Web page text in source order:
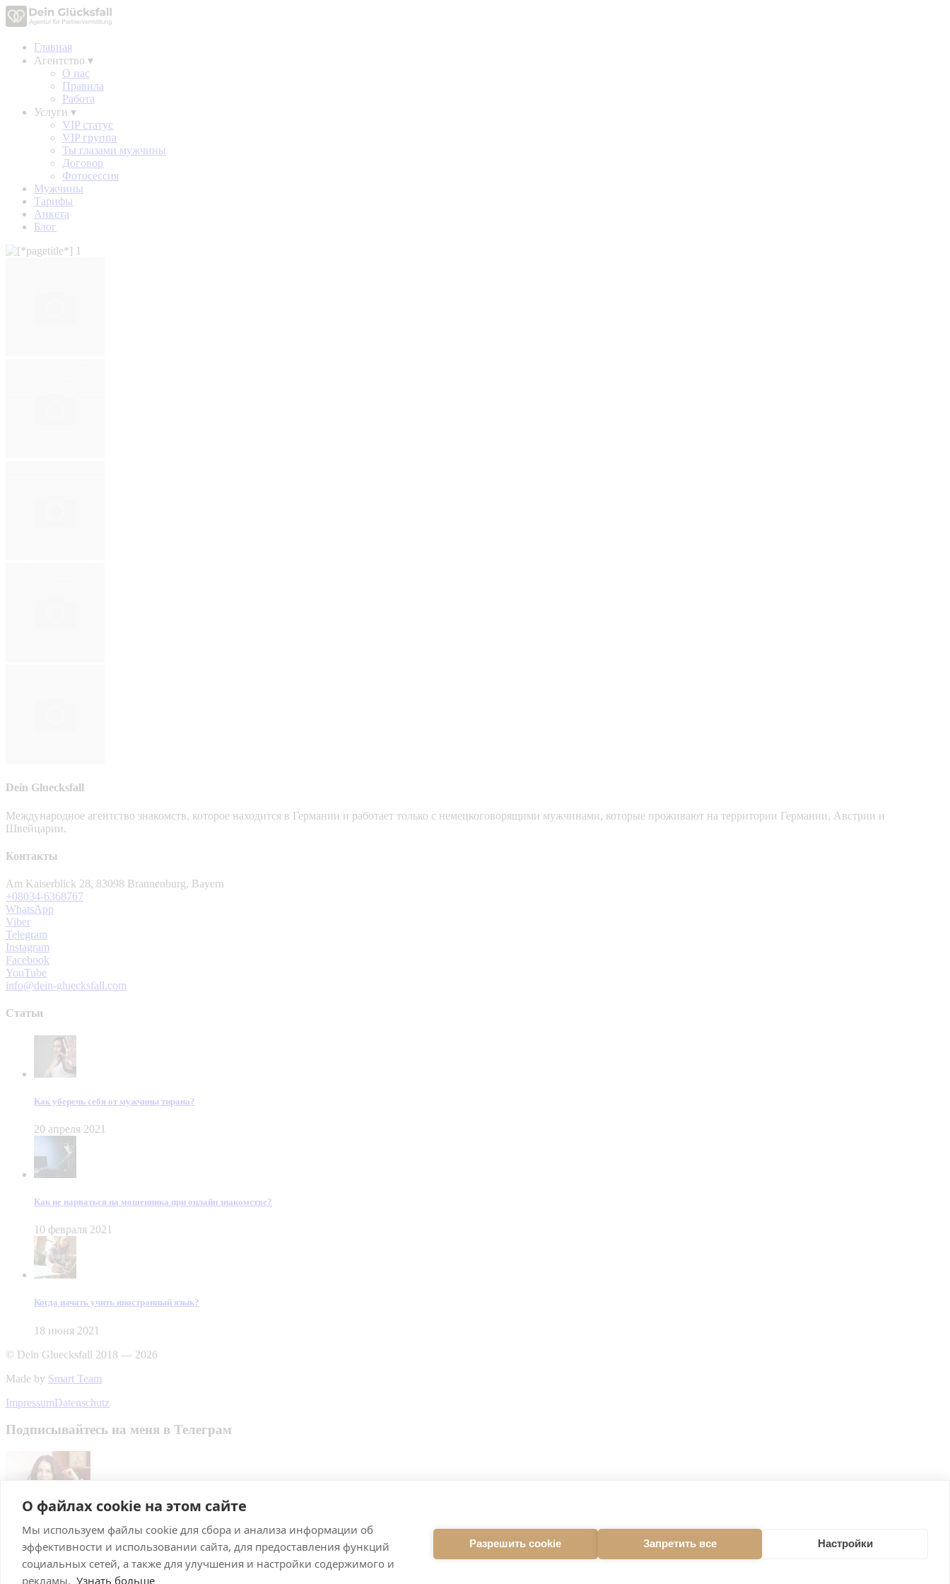
О файлах cookie на этом сайте
Мы используем файлы cookie для сбора и анализа информации об
эффективности и использовании сайта, для предоставления функций
социальных сетей, а также для улучшения и настройки содержимого и
рекламы. Узнать больше
Разрешить cookie Запретить все Настройки
Главная
Агентство ▾
О нас
Правила
Работа
Услуги ▾
VIP статус
VIP группа
Ты глазами мужчины
Договор
Фотосессия
Мужчины
Тарифы
Анкета
Блог
Dein Gluecksfall
Международное агентство знакомств, которое находится в Германии и работает только с немецкоговорящими мужчинами, которые проживают на территории Германии, Австрии и
Швейцарии.
Контакты
Am Kaiserblick 28, 83098 Brannenburg, Bayern
+08034-6368767
WhatsApp
Viber
Telegram
Instagram
Facebook
YouTube
info@dein-gluecksfall.com
Статьи
Как уберечь себя от мужчины тирана?
20 апреля 2021
Как не нарваться на мошенника при онлайн знакомстве?
10 февраля 2021
Когда начать учить иностранный язык?
18 июня 2021
© Dein Gluecksfall 2018 — 2026
Made by Smart Team
ImpressumDatenschutz
Подписывайтесь на меня в Телеграм
Подписаться
Брачное агентство в Германии